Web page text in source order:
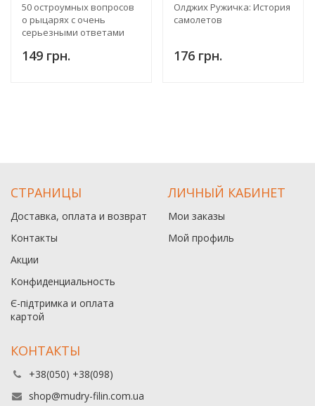
50 остроумных вопросов
о рыцарях с очень
серьезными ответами
149 грн.
Олджих Ружичка: История
самолетов
176 грн.
СТРАНИЦЫ
Доставка, оплата и возврат
Контакты
Акции
Конфиденциальность
Є-підтримка и оплата
картой
ЛИЧНЫЙ КАБИНЕТ
Мои заказы
Мой профиль
КОНТАКТЫ
+38(050) +38(098)
shop@mudry-filin.com.ua